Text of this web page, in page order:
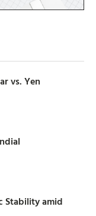
vs. Yen
Stability amid